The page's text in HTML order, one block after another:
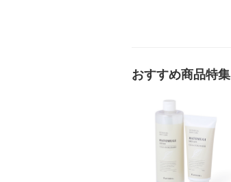
おすすめ商品特集